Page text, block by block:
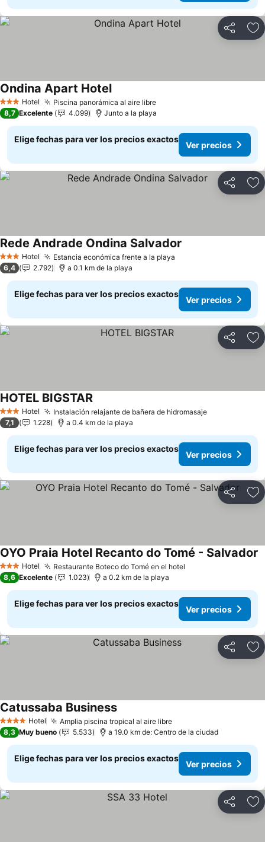
Compartir
3 Estrellas
Hotel Piscina panorámica al aire libre
Ondina Apart Hotel
8,7 Excelente 4.099 Junto a la playa
Elige fechas para ver los precios exactos
Ver precios
Compartir
3 Estrellas
Hotel Estancia económica frente a la playa
Rede Andrade Ondina Salvador
6,4 2.792 a 0.1 km de la playa
Elige fechas para ver los precios exactos
Ver precios
Compartir
3 Estrellas
Hotel Instalación relajante de bañera de hidromasaje
HOTEL BIGSTAR
7,1 1.228 a 0.4 km de la playa
Elige fechas para ver los precios exactos
Ver precios
Compartir
3 Estrellas
Hotel Restaurante Boteco do Tomé en el hotel
OYO Praia Hotel Recanto do Tomé - Salvador
8,6 Excelente 1.023 a 0.2 km de la playa
Elige fechas para ver los precios exactos
Ver precios
Compartir
4 EstrellasHotel Amplia piscina tropical al aire libre
Catussaba Business
8,3 Muy bueno 5.533 a 19.0 km de: Centro de la ciudad
Elige fechas para ver los precios exactos
Ver precios
Compartir